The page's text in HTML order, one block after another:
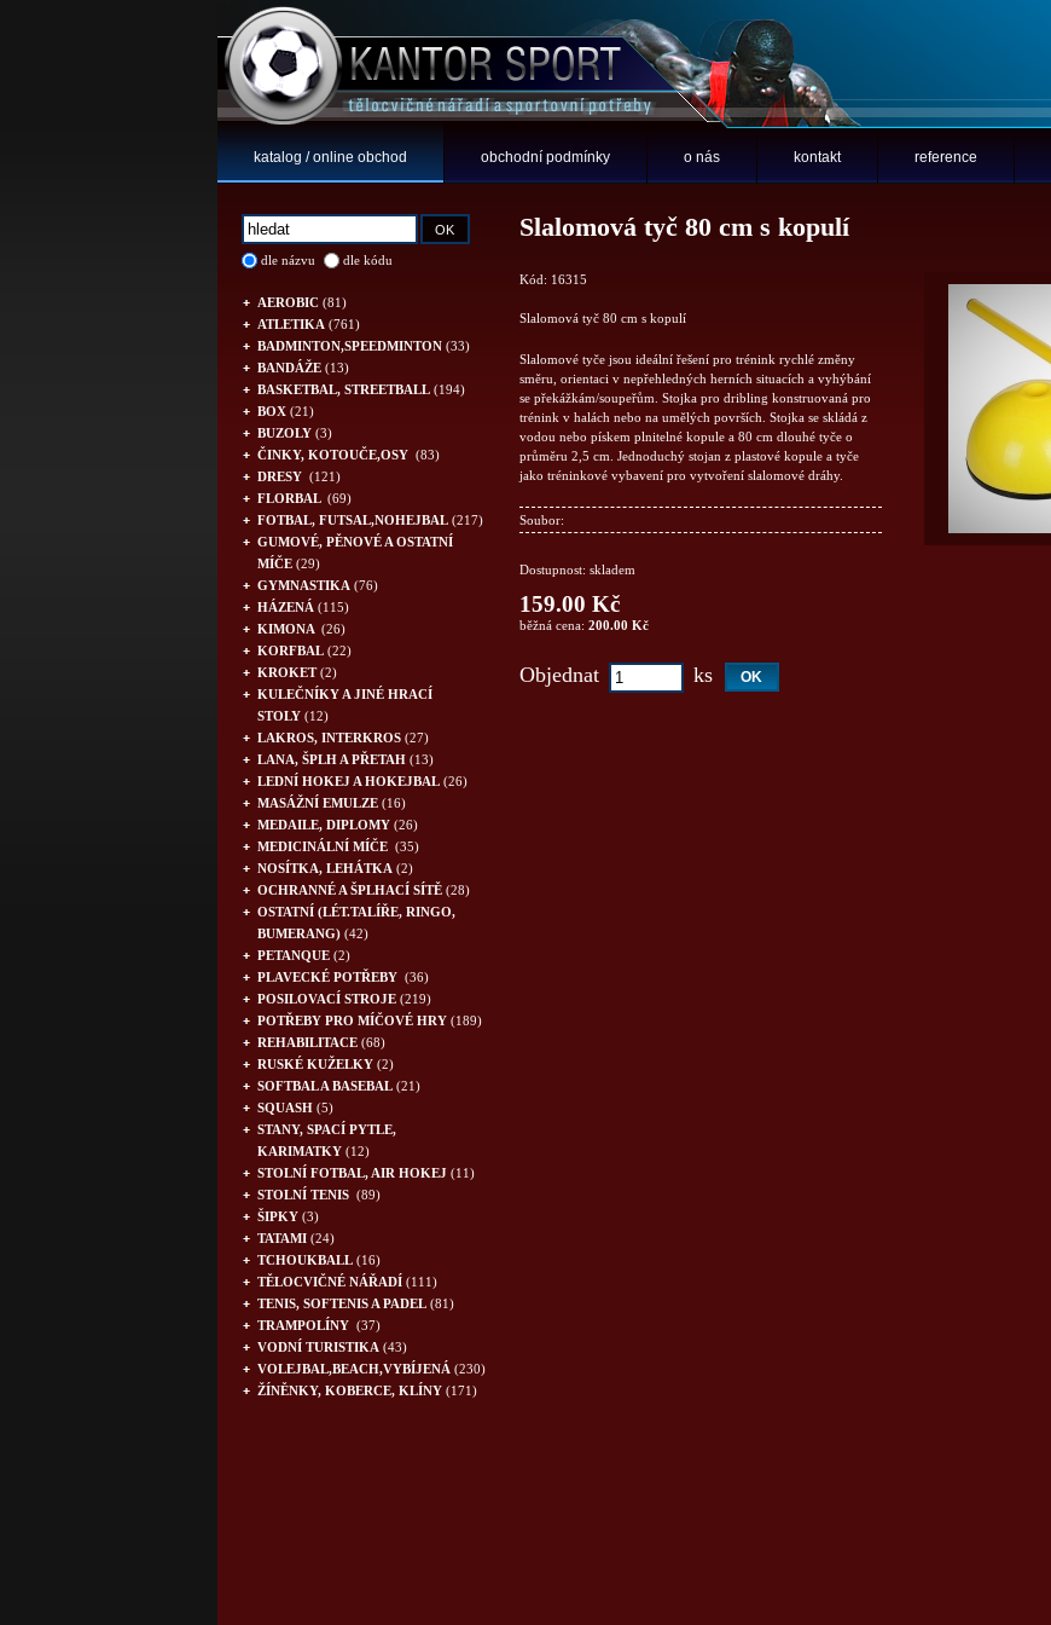
katalog / online obchod obchodní podmínky o nás kontakt reference
dle názvu dle kódu
AEROBIC (81)
ATLETIKA (761)
BADMINTON,SPEEDMINTON (33)
BANDÁŽE (13)
BASKETBAL, STREETBALL (194)
BOX (21)
BUZOLY (3)
ČINKY, KOTOUČE,OSY (83)
DRESY (121)
FLORBAL (69)
FOTBAL, FUTSAL,NOHEJBAL (217)
GUMOVÉ, PĚNOVÉ A OSTATNÍ
MÍČE (29)
GYMNASTIKA (76)
HÁZENÁ (115)
KIMONA (26)
KORFBAL (22)
KROKET(2)
KULEČNÍKY A JINÉ HRACÍ
STOLY (12)
LAKROS, INTERKROS (27)
LANA, ŠPLH A PŘETAH (13)
LEDNÍ HOKEJ A HOKEJBAL (26)
MASÁŽNÍ EMULZE (16)
MEDAILE, DIPLOMY (26)
MEDICINÁLNÍ MÍČE (35)
NOSÍTKA, LEHÁTKA (2)
OCHRANNÉ A ŠPLHACÍ SÍTĚ (28)
OSTATNÍ (LÉT.TALÍŘE, RINGO,
BUMERANG) (42)
PETANQUE (2)
PLAVECKÉ POTŘEBY (36)
POSILOVACÍ STROJE (219)
POTŘEBY PRO MÍČOVÉ HRY (189)
REHABILITACE (68)
RUSKÉ KUŽELKY (2)
SOFTBAL A BASEBAL (21)
SQUASH (5)
STANY, SPACÍ PYTLE,
KARIMATKY (12)
STOLNÍ FOTBAL, AIR HOKEJ (11)
STOLNÍ TENIS (89)
ŠIPKY (3)
TATAMI (24)
TCHOUKBALL (16)
TĚLOCVIČNÉ NÁŘADÍ (111)
TENIS, SOFTENIS A PADEL (81)
TRAMPOLÍNY (37)
VODNÍ TURISTIKA (43)
VOLEJBAL,BEACH,VYBÍJENÁ (230)
ŽÍNĚNKY, KOBERCE, KLÍNY (171)
Slalomová tyč 80 cm s kopulí
Kód: 16315
Slalomová tyč 80 cm s kopulí
Slalomové tyče jsou ideální řešení pro trénink rychlé změny
směru, orientaci v nepřehledných herních situacích a vyhýbání
se překážkám/soupeřům. Stojka pro dribling konstruovaná pro
trénink v halách nebo na umělých površích. Stojka se skládá z
vodou nebo pískem plnitelné kopule a 80 cm dlouhé tyče o
průměru 2,5 cm. Jednoduchý stojan z plastové kopule a tyče
jako tréninkové vybavení pro vytvoření slalomové dráhy.
Soubor:
Dostupnost: skladem
159.00 Kč
běžná cena: 200.00 Kč
Objednat ks